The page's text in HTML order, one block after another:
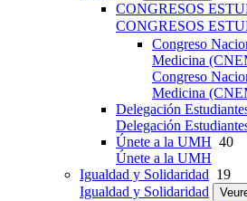
CONGRESOS
CONGRESOS
Congreso
Medicina
Congreso
Medicina
Delegación
Delegación
Únete a la UMH 40
Únete a la UMH
Igualdad y Solidaridad 19
Igualdad y Solidaridad